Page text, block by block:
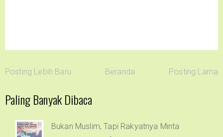
Posting Lebih Baru Beranda Posting Lama
Paling Banyak Dibaca
Bukan Muslim, Tapi Rakyatnya Minta